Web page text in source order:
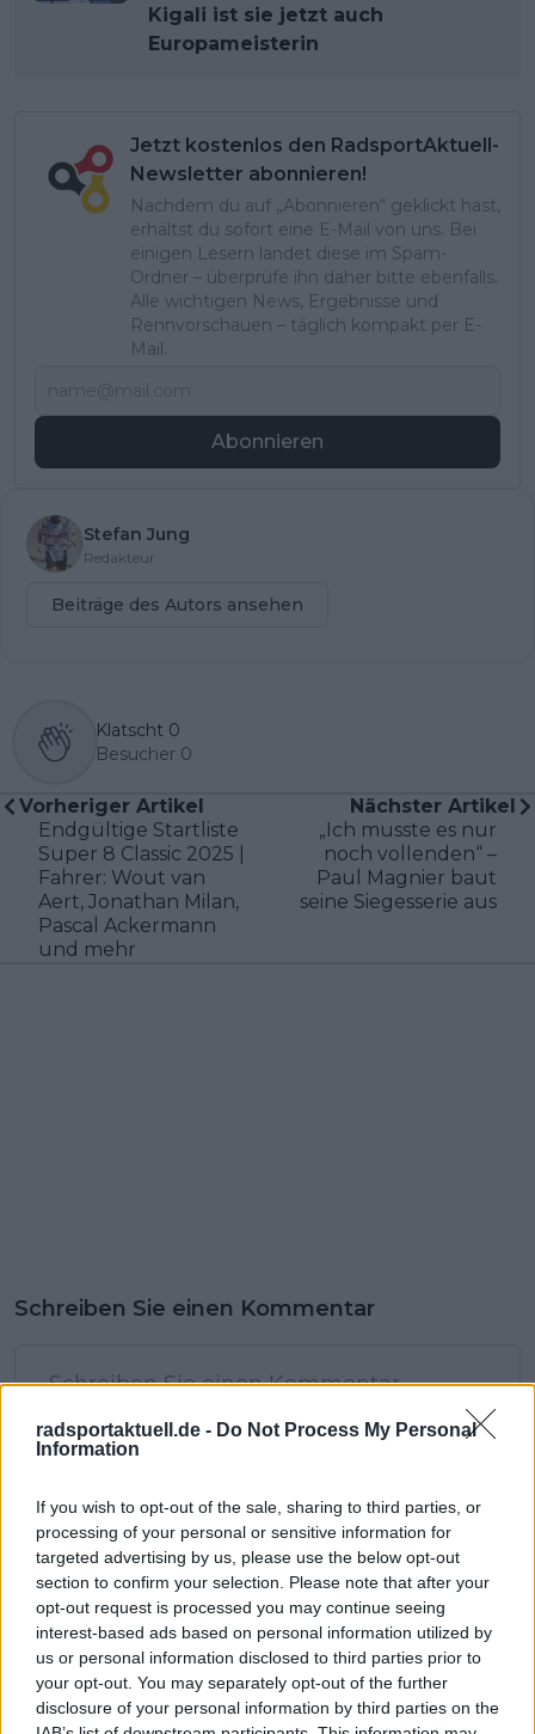
radsportaktuell.de - Do Not Process My Personal
Information
If you wish to opt-out of the sale, sharing to third parties, or
processing of your personal or sensitive information for
targeted advertising by us, please use the below opt-out
section to confirm your selection. Please note that after your
opt-out request is processed you may continue seeing
interest-based ads based on personal information utilized by
us or personal information disclosed to third parties prior to
your opt-out. You may separately opt-out of the further
disclosure of your personal information by third parties on the
Kigali ist sie jetzt auch
Europameisterin
Jetzt kostenlos den RadsportAktuell-
Newsletter abonnieren!
Nachdem du auf „Abonnieren“ geklickt hast,
erhältst du sofort eine E-Mail von uns. Bei
einigen Lesern landet diese im Spam-
Ordner – überprüfe ihn daher bitte ebenfalls.
Alle wichtigen News, Ergebnisse und
Rennvorschauen – täglich kompakt per E-
Mail.
Abonnieren
Stefan Jung
Redakteur
Beiträge des Autors ansehen
Klatscht 0
Besucher 0
Vorheriger Artikel
Endgültige Startliste
Super 8 Classic 2025 |
Fahrer: Wout van
Aert, Jonathan Milan,
Pascal Ackermann
und mehr
Nächster Artikel
„Ich musste es nur
noch vollenden“ –
Paul Magnier baut
seine Siegesserie aus
Schreiben Sie einen Kommentar
SENDEN